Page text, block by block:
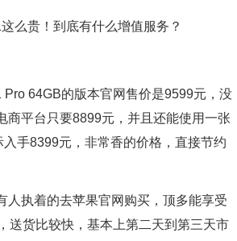
Pro 64GB的版本官网售价是9599元，没
商平台只要8899元，并且还能使用一张
手8399元，非常香的价格，直接节约
人执着的去苹果官网购买，顶多能享受
送货比较快，基本上第二天到第三天市